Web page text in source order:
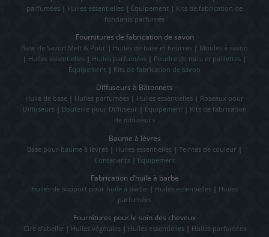
parfumées | Huiles essentielles | Équipement | Kits de fabrication de
fondants parfumés
Fournitures de fabrication de savon
Base de Savon Melt & Pour | Huiles de base et beurres | Moules à savon
| Huiles essentielles | Huiles parfumées | Poudre de mica et paillettes |
Équipement | Kits de fabrication de savon
Diffuseurs à Bâtonnets
Huile de base | Huiles parfumées | Huiles essentielles | Roseaux pour
Diffuseurs| Bouteille pour Diffuseur | Équipement| Kits de fabrication
de diffuseurs
Baume à lèvres
Base pour baume à lèvres | Huiles essentielles | Teintes de couleur |
Contenants| Équipement
Fabrication d’huile à barbe
Huiles de support pour huile à barbe | Huiles essentielles | Huiles
parfumées
Fournitures pour le soin des cheveux
Cire d’abeille| Huiles végétales| Huiles essentielles| Huiles parfumées